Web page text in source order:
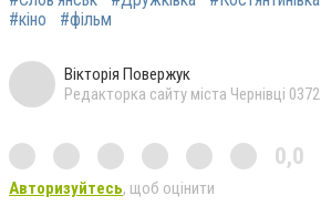
#кіно
#фільм
Вікторія Повержук
Редакторка сайту міста Чернівці 0372
0,0
Авторизуйтесь, щоб оцінити